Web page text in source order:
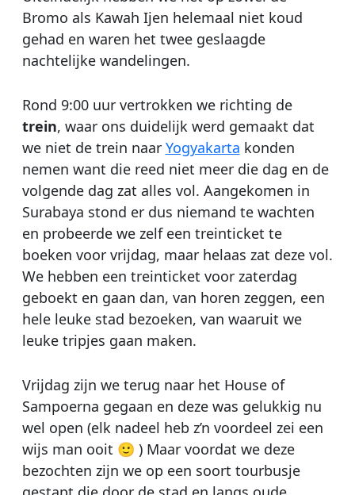
Bromo als Kawah Ijen helemaal niet koud
gehad en waren het twee geslaagde
nachtelijke wandelingen.
Rond 9:00 uur vertrokken we richting de
trein, waar ons duidelijk werd gemaakt dat
we niet de trein naar Yogyakarta konden
nemen want die reed niet meer die dag en de
volgende dag zat alles vol. Aangekomen in
Surabaya stond er dus niemand te wachten
en probeerde we zelf een treinticket te
boeken voor vrijdag, maar helaas zat deze vol.
We hebben een treinticket voor zaterdag
geboekt en gaan dan, van horen zeggen, een
hele leuke stad bezoeken, van waaruit we
leuke tripjes gaan maken.
Vrijdag zijn we terug naar het House of
Sampoerna gegaan en deze was gelukkig nu
wel open (elk nadeel heb z’n voordeel zei een
wijs man ooit 🙂 ) Maar voordat we deze
bezochten zijn we op een soort tourbusje